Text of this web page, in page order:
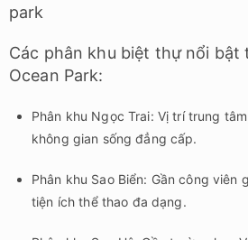
park
Các phân khu biệt thự nổi bật
Ocean Park:
Phân khu Ngọc Trai: Vị trí trung
không gian sống đẳng cấp.
Phân khu Sao Biển: Gần công viên
tiện ích thể thao đa dạng.